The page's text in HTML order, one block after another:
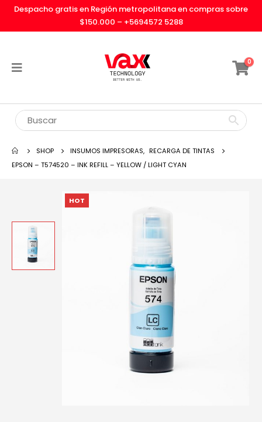
Despacho gratis en Región metropolitana en compras sobre
$150.000 – +5694572 5288
0
SHOP INSUMOS IMPRESORAS, RECARGA DE TINTAS
EPSON – T574520 – INK REFILL – YELLOW / LIGHT CYAN
HOT